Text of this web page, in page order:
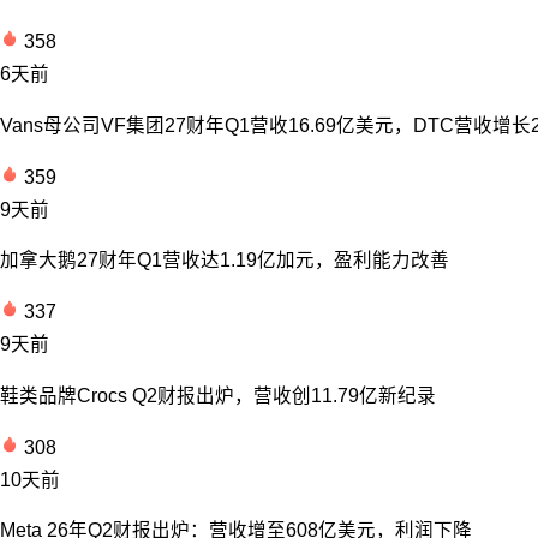
358
6天前
Vans母公司VF集团27财年Q1营收16.69亿美元，DTC营收增长
359
9天前
加拿大鹅27财年Q1营收达1.19亿加元，盈利能力改善
337
9天前
鞋类品牌Crocs Q2财报出炉，营收创11.79亿新纪录
308
10天前
Meta 26年Q2财报出炉：营收增至608亿美元，利润下降